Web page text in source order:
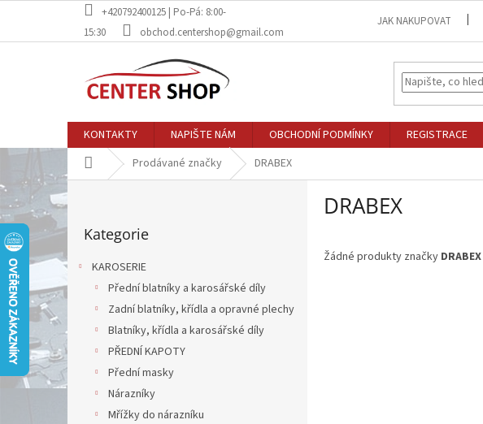
obsah
+420792400125 | Po-Pá: 8:00-
15:30
obchod.centershop@gmail.com
JAK NAKUPOVAT
KONTAKTY NAPIŠTE NÁM OBCHODNÍ PODMÍNKY REGISTRACE
Domů Prodávané značky DRABEX
P
o
s
r
n
í
p
a
n
kategorie
Kategorie
KAROSERIE
Přední blatníky a karosářské díly
Zadní blatníky, křídla a opravné plechy
Blatníky, křídla a karosářské díly
PŘEDNÍ KAPOTY
Přední masky
Nárazníky
Mřížky do nárazníku
DRABEX
Žádné produkty značky DRABEX